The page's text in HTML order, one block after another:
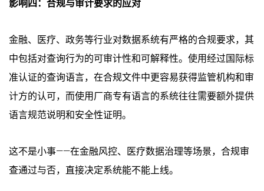
影响四：合规与审计要求的应对
金融、医疗、政务等行业对数据系统有严格的合规要求，其
中包括对查询行为的可审计性和可解释性。使用经过国际标
准认证的查询语言，在合规文件中更容易获得监管机构和审
计方的认可，而使用厂商专有语言的系统往往需要额外提供
语言规范说明和安全性证明。
这不是小事——在金融风控、医疗数据治理等场景，合规审
查通过与否，直接决定系统能不能上线。